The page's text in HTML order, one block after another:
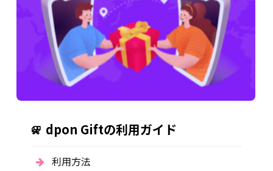
dpon Giftの利用ガイド
利用方法